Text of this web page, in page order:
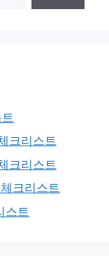
크리스트
크리스트
크리스트
스트